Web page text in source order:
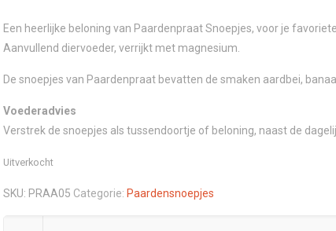
Een heerlijke beloning van Paardenpraat Snoepjes, voor je
Aanvullend diervoeder, verrijkt met magnesium.
De snoepjes van Paardenpraat bevatten de smaken aardbei,
Voederadvies
Verstrek de snoepjes als tussendoortje of beloning, naast de
Uitverkocht
SKU: PRAA05 Categorie: Paardensnoepjes